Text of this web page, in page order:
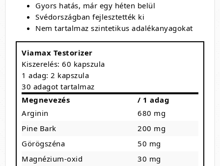
Gyors hatás, már egy héten belül
Svédországban fejlesztették ki
Nem tartalmaz szintetikus adalékanyagokat
Viamax Testorizer
Kiszerelés: 60 kapszula
1 adag: 2 kapszula
30 adagot tartalmaz
Megnevezés
/ 1 adag
Arginin
680 mg
Pine Bark
200 mg
Görögszéna
50 mg
Magnézium-oxid
30 mg